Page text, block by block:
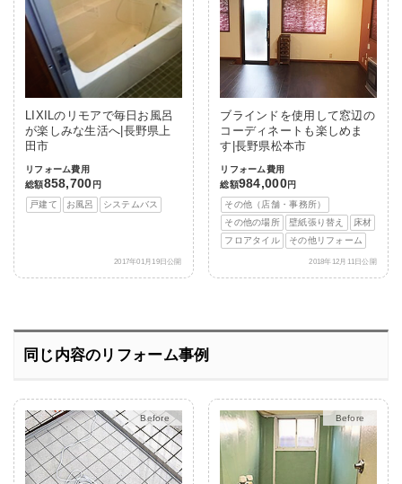
LIXILのリモアで毎日お風呂
が楽しみな生活へ|長野県上
田市
リフォーム費用
総額858,700 円
戸建て
お風呂 システムバス
2017年01月19日公開
ブラインドを使用して窓辺の
コーディネートも楽しめま
す|長野県松本市
リフォーム費用
総額984,000円
その他（店舗・事務所）
その他の場所
壁紙張り替え
床材
フロアタイル
その他リフォーム
2018年12月11日公開
同じ内容のリフォーム事例
After After